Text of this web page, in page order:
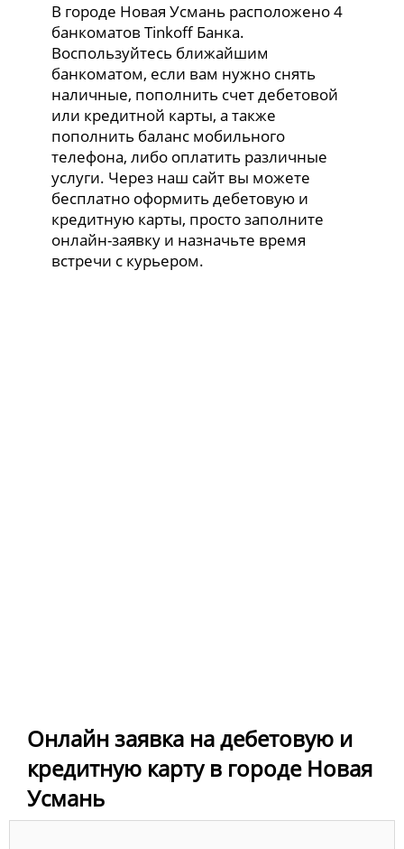
В городе Новая Усмань расположено 4
банкоматов Tinkoff Банка.
Воспользуйтесь ближайшим
банкоматом, если вам нужно снять
наличные, пополнить счет дебетовой
или кредитной карты, а также
пополнить баланс мобильного
телефона, либо оплатить различные
услуги. Через наш сайт вы можете
бесплатно оформить дебетовую и
кредитную карты, просто заполните
онлайн-заявку и назначьте время
встречи с курьером.
Онлайн заявка на дебетовую и
кредитную карту в городе Новая
Усмань